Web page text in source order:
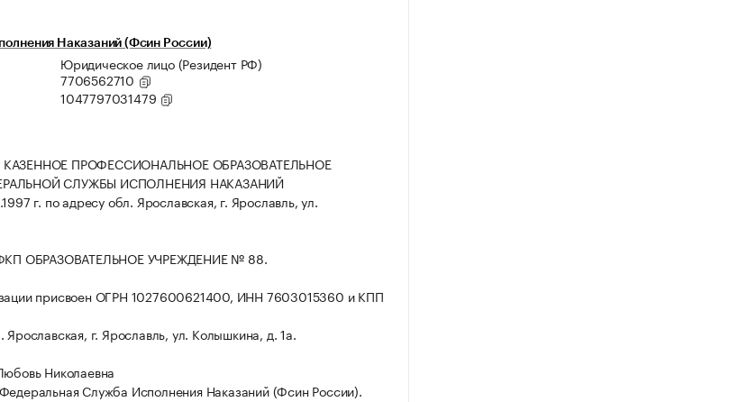
Наказаний (Фсин России)
Юридическое лицо (Резидент РФ)
7706562710
1047797031479
КАЗЕННОЕ ПРОФЕССИОНАЛЬНОЕ ОБРАЗОВАТЕЛЬНОЕ
СЛУЖБЫ ИСПОЛНЕНИЯ НАКАЗАНИЙ
г. по адресу обл. Ярославская, г. Ярославль, ул.
ФКП ОБРАЗОВАТЕЛЬНОЕ УЧРЕЖДЕНИЕ № 88.
присвоен ОГРН 1027600621400, ИНН 7603015360 и КПП
г. Ярославль, ул. Колышкина, д. 1а.
Николаевна
Служба Исполнения Наказаний (Фсин России).